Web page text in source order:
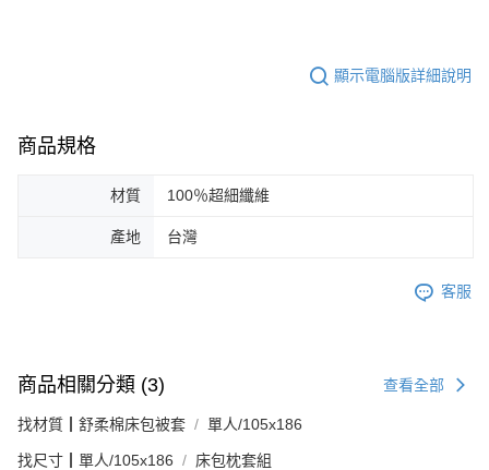
顯示電腦版詳細說明
商品規格
材質 100％超細纖維
產地 台灣
客服
商品相關分類 (3) 查看全部
找材質┃舒柔棉床包被套 單人/105x186
找尺寸┃單人/105x186 床包枕套組